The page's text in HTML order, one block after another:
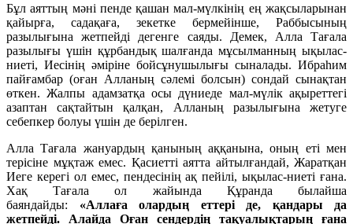
Бұл аяттың мәні пенде қашан мал-мүлкінің ең жақсыларынан
қайырға, садақаға, зекетке бермейінше, Раббысының
разылығына жетпейді дегенге саяды. Демек, Алла Тағала
разылығы үшін құрбандық шалғанда мұсылманның ықылас-
ниеті, Иесінің әміріне бойсұнушылығы сыналады. Ибраһим
пайғамбар (оған Алланың сәлемі болсын) сондай сынақтан
өткен. Жалпы адамзатқа осы дүниеде мал-мүлік ақыреттегі
азаптан сақтайтын қалқан, Алланың разылығына жетуге
себепкер болуы үшін де берілген.
Алла Тағала жануардың қанының аққанына, оның еті мен
терісіне мұқтаж емес. Қасиетті аятта айтылғандай, Жаратқан
Иеге керегі ол емес, пендесінің ақ пейілі, ықылас-ниеті ғана.
Хақ Тағала ол жайында Құранда былайша
баяндайды: «Аллаға олардың еттері де, қандары да
жетпейді. Алайда Оған сендердің тақуалықтарың ғана